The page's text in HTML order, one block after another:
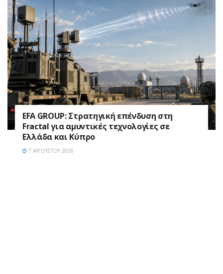
EFA GROUP: Στρατηγική επένδυση στη
Fractal για αμυντικές τεχνολογίες σε
Ελλάδα και Κύπρο
7 ΑΥΓΟΎΣΤΟΥ 2026